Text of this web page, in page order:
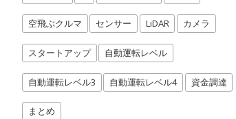
空飛ぶクルマ センサー LiDAR カメラ
スタートアップ 自動運転レベル
自動運転レベル3 自動運転レベル4 資金調達
まとめ